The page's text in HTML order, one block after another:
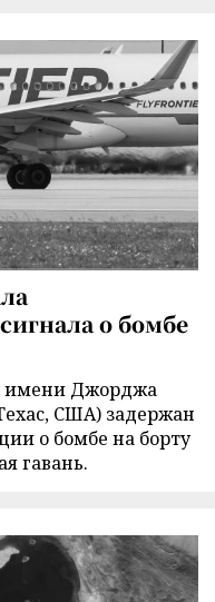
о бомбе
имени Джорджа
США) задержан
о бомбе на борту
гавань.